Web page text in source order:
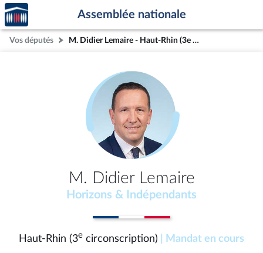
Aller au contenu
Aller en bas de la page
Accèder
à la
page
d'accueil
Assemblée nationale
Vos députés M. Didier Lemaire - Haut-Rhin (3e circonscription)
M. Didier Lemaire
Horizons & Indépendants
Haut-Rhin (3e circonscription) | Mandat en cours